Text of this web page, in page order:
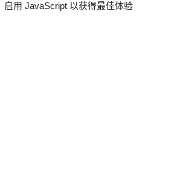
启用 JavaScript 以获得最佳体验